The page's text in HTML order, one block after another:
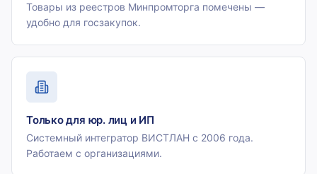
Товары из реестров Минпромторга помечены —
удобно для госзакупок.
Только для юр. лиц и ИП
Системный интегратор ВИСТЛАН с 2006 года.
Работаем с организациями.